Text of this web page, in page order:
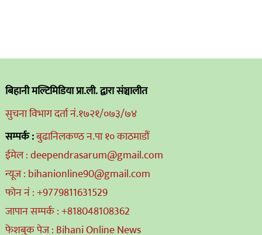
बिहानी मल्टिमिडिया प्रा.ली. द्वारा संञ्चालीत
सुचना विभाग दर्ता नं.१७२१/०७३/७४
सम्पर्क :बुढानिलकण्ठ न.पा १० काठमाडौं
ईमेल : deependrasarum@gmail.com
न्यूज : bihanionline90@gmail.com
फोन नं : +9779811631529
जापान सम्पर्क : +818048108362
फेशबुक पेज : Bihani Online News